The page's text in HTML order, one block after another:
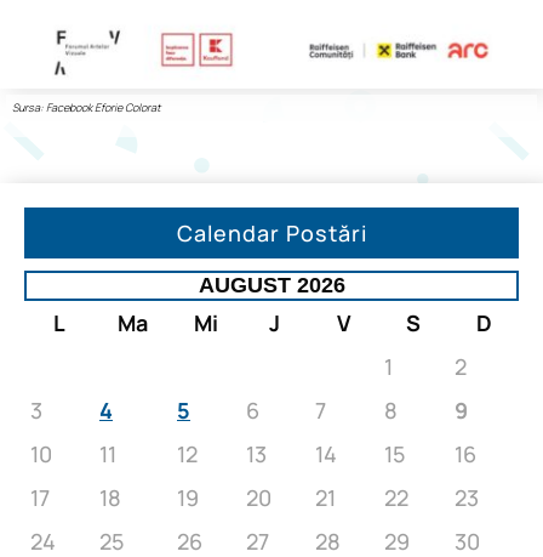
Sursa: Facebook Eforie Colorat
Calendar Postări
AUGUST 2026
L Ma Mi J V S
D
1
2
3
4 5 6 7 8
9
10
11 12 13 14 15
16
17
18 19 20 21 22
23
24
25 26 27 28 29
30